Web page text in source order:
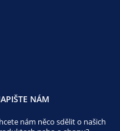
NÁM
nám něco sdělit o našich